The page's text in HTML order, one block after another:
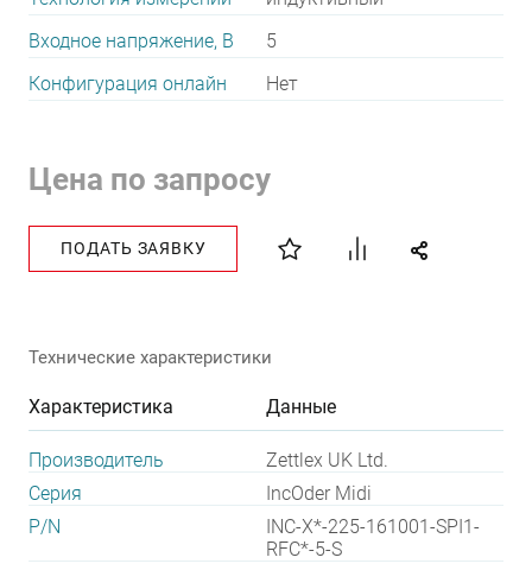
Входное напряжение, В
5
Конфигурация онлайн
Нет
Цена по запросу
ПОДАТЬ ЗАЯВКУ
Технические характеристики
Характеристика Данные
Производитель
Zettlex UK Ltd.
Серия
IncOder Midi
P/N
INC-X*-225-161001-SPI1-
RFC*-5-S